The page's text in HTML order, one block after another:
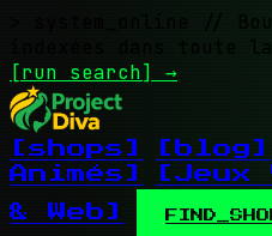
//
indexées dans toute la
[run search] →
[shops] [blog]
Animés]
[Jeux
& Web]